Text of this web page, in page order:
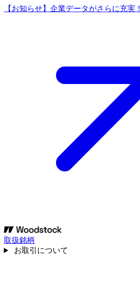
【お知らせ】企業データがさらに充実！
取扱銘柄
お取引について